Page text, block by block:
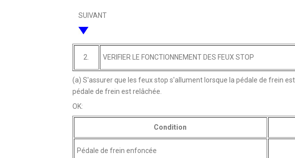
SUIVANT
2. VERIFIER LE FONCTIONNEMENT DES FEUX STOP
(a) S'assurer que les feux stop s'allument lorsque la pédale de frein
pédale de frein est relâchée.
OK:
Condition
Pédale de frein enfoncée